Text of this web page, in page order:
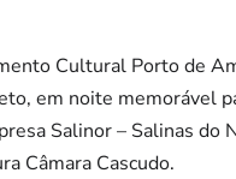
Cultural Porto de
em noite memorável
Salinor – Salinas
Câmara Cascudo.